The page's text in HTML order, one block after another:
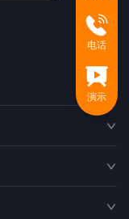
电话
演示